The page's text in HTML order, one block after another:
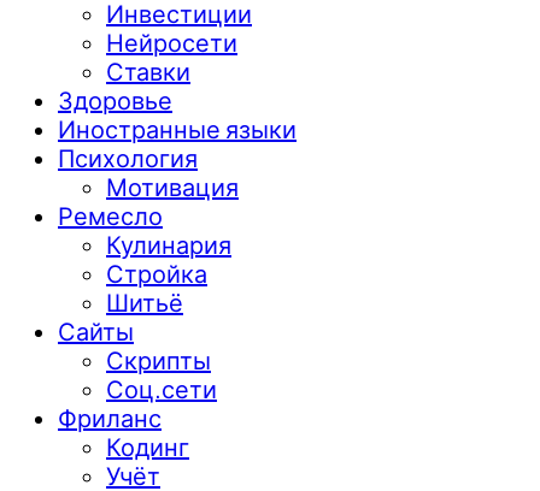
Инвестиции
Нейросети
Ставки
Здоровье
Иностранные языки
Психология
Мотивация
Ремесло
Кулинария
Стройка
Шитьё
Сайты
Скрипты
Соц.сети
Фриланс
Кодинг
Учёт